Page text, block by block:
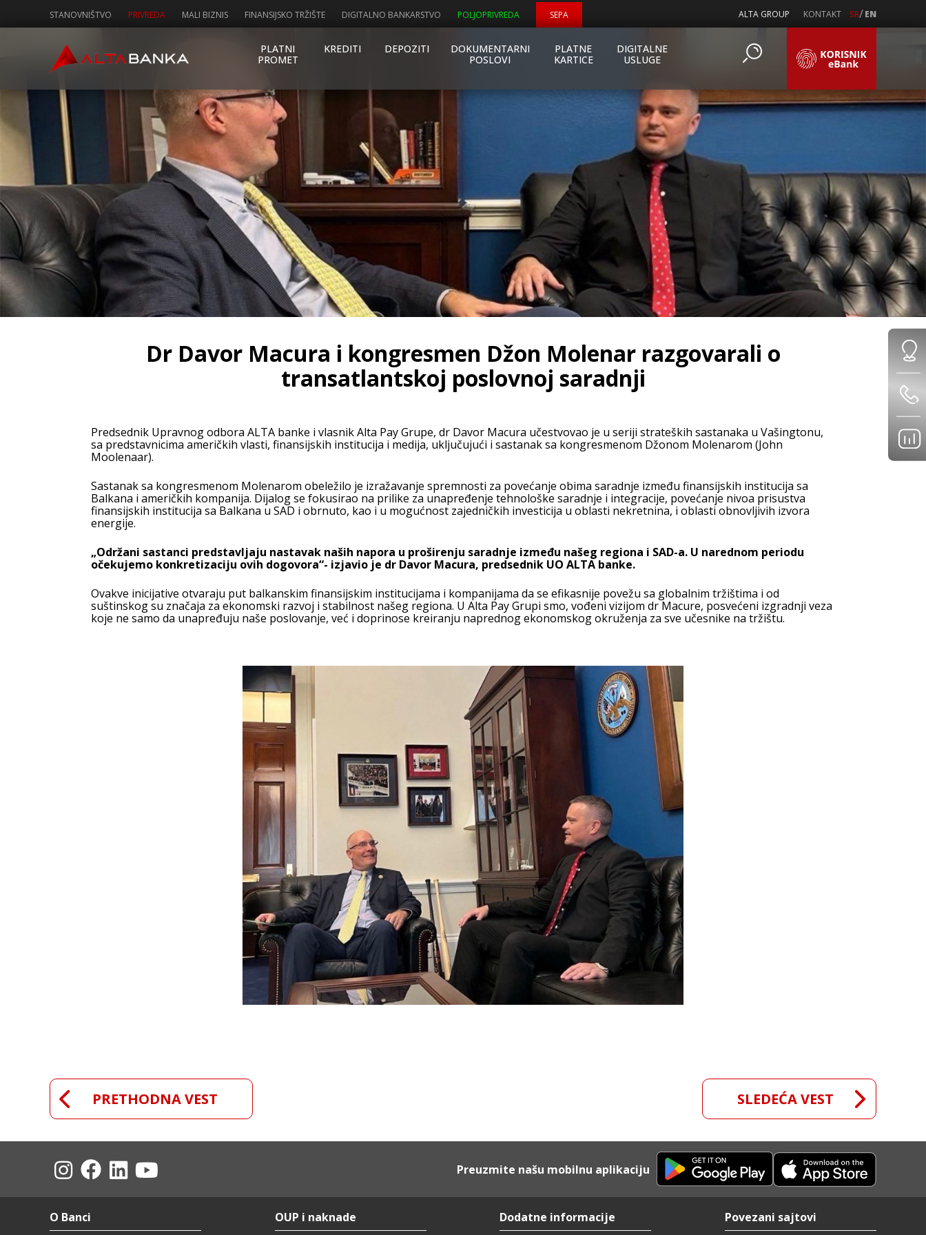
STANOVNIŠTVO PRIVREDA MALI BIZNIS FINANSIJSKO TRŽIŠTE DIGITALNO BANKARSTVO POLJOPRIVREDA SEPA ALTA GROUP KONTAKT SR/EN
PLATNI
PROMET
KREDITI DEPOZITI
DOKUMENTARNI
POSLOVI
PLATNE
KARTICE
DIGITALNE
USLUGE
Dr Davor Macura i kongresmen Džon Molenar razgovarali o
transatlantskoj poslovnoj saradnji
Predsednik Upravnog odbora ALTA banke i vlasnik Alta Pay Grupe, dr Davor Macura učestvovao je u seriji strateških sastanaka u Vašingtonu,
sa predstavnicima američkih vlasti, finansijskih institucija i medija, uključujući i sastanak sa kongresmenom Džonom Molenarom (John
Moolenaar).
Sastanak sa kongresmenom Molenarom obeležilo je izražavanje spremnosti za povećanje obima saradnje između finansijskih institucija sa
Balkana i američkih kompanija. Dijalog se fokusirao na prilike za unapređenje tehnološke saradnje i integracije, povećanje nivoa prisustva
finansijskih institucija sa Balkana u SAD i obrnuto, kao i u mogućnost zajedničkih investicija u oblasti nekretnina, i oblasti obnovljivih izvora
energije.
„Održani sastanci predstavljaju nastavak naših napora u proširenju saradnje između našeg regiona i SAD-a. U narednom periodu
očekujemo konkretizaciju ovih dogovora“- izjavio je dr Davor Macura, predsednik UO ALTA banke.
Ovakve inicijative otvaraju put balkanskim finansijskim institucijama i kompanijama da se efikasnije povežu sa globalnim tržištima i od
suštinskog su značaja za ekonomski razvoj i stabilnost našeg regiona. U Alta Pay Grupi smo, vođeni vizijom dr Macure, posvećeni izgradnji veza
koje ne samo da unapređuju naše poslovanje, već i doprinose kreiranju naprednog ekonomskog okruženja za sve učesnike na tržištu.
PRETHODNA VEST SLEDEĆA VEST
Preuzmite našu mobilnu aplikaciju
O Banci OUP i naknade Dodatne informacije Povezani sajtovi